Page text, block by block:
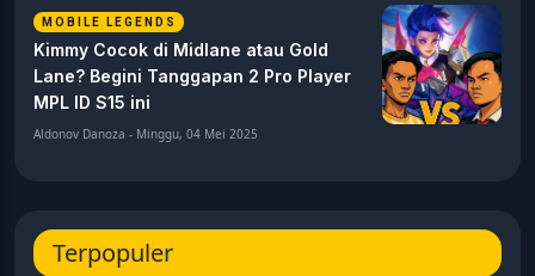
MOBILE LEGENDS
Kimmy Cocok di Midlane atau Gold
Lane? Begini Tanggapan 2 Pro Player
MPL ID S15 ini
Aldonov Danoza - Minggu, 04 Mei 2025
Terpopuler